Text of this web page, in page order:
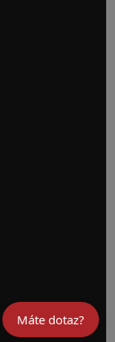
Máte dotaz?